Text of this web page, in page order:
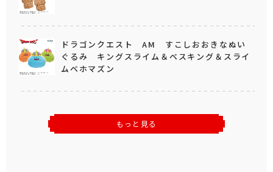
ドラゴンクエスト AM すこしおおきなぬい
ぐるみ キングスライム＆ベスキング＆スライ
ムベホマズン
もっと見る